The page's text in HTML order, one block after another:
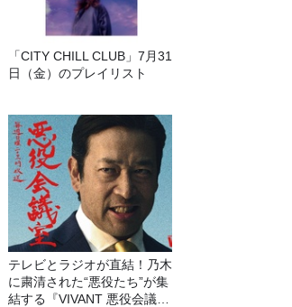
「CITY CHILL CLUB」7月31
日（金）のプレイリスト
テレビとラジオが直結！乃木
に粛清された“悪役たち”が集
結する『VIVANT 悪役会議